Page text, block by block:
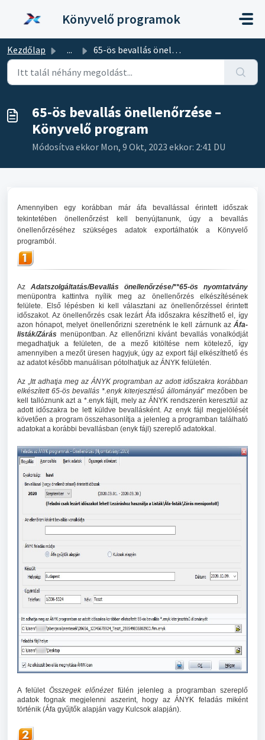
Könyvelő programok
Kezdőlap ... 65-ös bevallás önellenőrzése – Könyvelő program
65-ös bevallás önellenőrzése –
Könyvelő program
Módosítva ekkor Mon, 9 Okt, 2023 ekkor: 2:41 DU
Amennyiben egy korábban már áfa bevallással érintett időszak
tekintetében önellenőrzést kell benyújtanunk, úgy a bevallás
önellenőrzéséhez szükséges adatok exportálhatók a Könyvelő
programból.
Az Adatszolgáltatás/Bevallás önellenőrzése/**65-ös nyomtatvány
menüpontra kattintva nyílik meg az önellenőrzés elkészítésének
felülete. Első lépésben ki kell választani az önellenőrzéssel érintett
időszakot. Az önellenőrzés csak lezárt Áfa időszakra készíthető el, így
azon hónapot, melyet önellenőrizni szeretnénk le kell zárnunk az Áfa-
listák/Zárás menüpontban. Az ellenőrizni kívánt bevallás vonalkódját
megadhatjuk a felületen, de a mező kitöltése nem kötelező, így
amennyiben a mezőt üresen hagyjuk, úgy az export fájl elkészíthető és
az adatot később manuálisan pótolhatjuk az ÁNYK felületén.
Az „Itt adhatja meg az ÁNYK programban az adott időszakra korábban
elkészített 65-ös bevallás *.enyk kiterjesztésű állományát” mezőben be
kell tallóznunk azt a *.enyk fájlt, mely az ÁNYK rendszerén keresztül az
adott időszakra be lett küldve bevallásként. Az enyk fájl megjelölését
követően a program összehasonlítja a jelenleg a programban található
adatokat a korábbi bevallásban (enyk fájl) szereplő adatokkal.
A felületÖsszegek előnézetfülén jelenleg a programban szereplő
adatok fognak megjelenni aszerint, hogy az ÁNYK feladás miként
történik (Áfa gyűjtők alapján vagy Kulcsok alapján).